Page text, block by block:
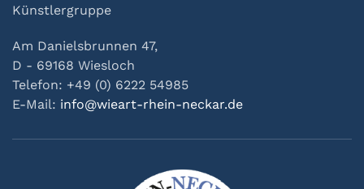
Künstlergruppe
Am Danielsbrunnen 47,
D - 69168 Wiesloch
Telefon: +49 (0) 6222 54985
E-Mail: info@wieart-rhein-neckar.de